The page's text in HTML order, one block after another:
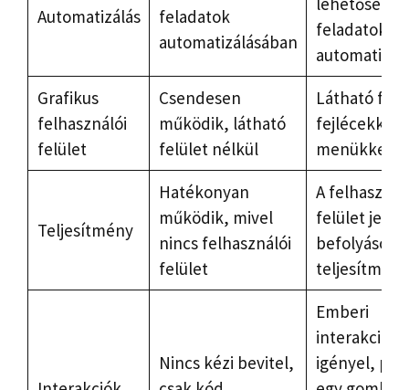
Automatizálás
feladatok
automatizálásában
feladatok
Grafikus
felhasználói
felület
Csendesen
működik, látható
felület nélkül
Látható
fejlécekkel
menükkel
Teljesítmény
Hatékonyan
működik, mivel
nincs felhasználói
felület
A
felület
Nincs kézi bevitel,
Emberi
igényel,